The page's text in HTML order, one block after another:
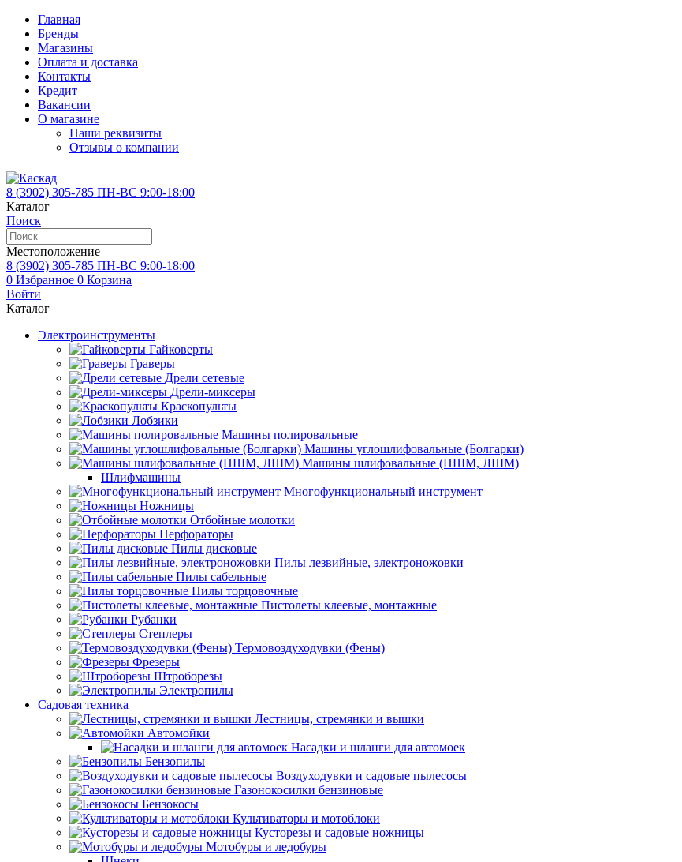
Главная
Бренды
Магазины
Оплата и доставка
Контакты
Кредит
Вакансии
О магазине
Наши реквизиты
Отзывы о компании
8 (3902) 305-785 ПН-ВС 9:00-18:00
Каталог
Поиск
Местоположение
8 (3902) 305-785 ПН-ВС 9:00-18:00
0 Избранное 0 Корзина
Войти
Каталог
Электроинструменты
Гайковерты
Граверы
Дрели сетевые
Дрели-миксеры
Краскопульты
Лобзики
Машины полировальные
Машины углошлифовальные (Болгарки)
Машины шлифовальные (ПШМ, ЛШМ)
Шлифмашины
Многофункциональный инструмент
Ножницы
Отбойные молотки
Перфораторы
Пилы дисковые
Пилы лезвийные, электроножовки
Пилы сабельные
Пилы торцовочные
Пистолеты клеевые, монтажные
Рубанки
Степлеры
Термовоздуходувки (Фены)
Фрезеры
Штроборезы
Электропилы
Садовая техника
Лестницы, стремянки и вышки
Автомойки
Насадки и шланги для автомоек
Бензопилы
Воздуходувки и садовые пылесосы
Газонокосилки бензиновые
Бензокосы
Культиваторы и мотоблоки
Кусторезы и садовые ножницы
Мотобуры и ледобуры